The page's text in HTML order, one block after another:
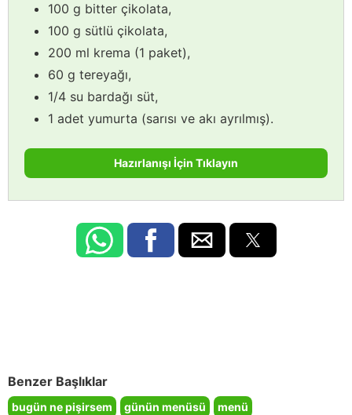
100 g bitter çikolata,
100 g sütlü çikolata,
200 ml krema (1 paket),
60 g tereyağı,
1/4 su bardağı süt,
1 adet yumurta (sarısı ve akı ayrılmış).
Hazırlanışı İçin Tıklayın
Benzer Başlıklar
bugün ne pişirsem günün menüsü
menü